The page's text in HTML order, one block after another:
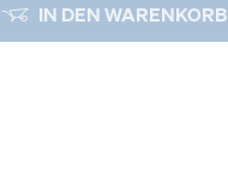
IN DEN WARENKORB